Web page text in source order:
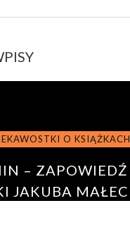
O KSIĄŻKACH
– ZAPOWIEDŹ
JAKUBA